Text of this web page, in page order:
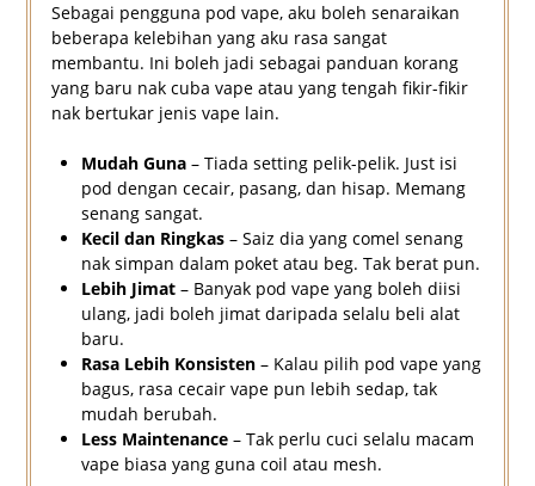
Sebagai pengguna pod vape, aku boleh senaraikan
beberapa kelebihan yang aku rasa sangat
membantu. Ini boleh jadi sebagai panduan korang
yang baru nak cuba vape atau yang tengah fikir-fikir
nak bertukar jenis vape lain.
Mudah Guna– Tiada setting pelik-pelik. Just isi
pod dengan cecair, pasang, dan hisap. Memang
senang sangat.
Kecil dan Ringkas– Saiz dia yang comel senang
nak simpan dalam poket atau beg. Tak berat pun.
Lebih Jimat– Banyak pod vape yang boleh diisi
ulang, jadi boleh jimat daripada selalu beli alat
baru.
Rasa Lebih Konsisten– Kalau pilih pod vape yang
bagus, rasa cecair vape pun lebih sedap, tak
mudah berubah.
Less Maintenance– Tak perlu cuci selalu macam
vape biasa yang guna coil atau mesh.